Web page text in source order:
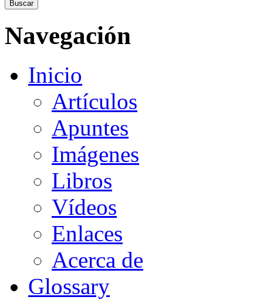
Navegación
Inicio
Artículos
Apuntes
Imágenes
Libros
Vídeos
Enlaces
Acerca de
Glossary